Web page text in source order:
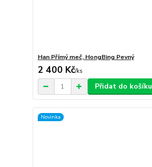
Han Přímý meč, HongBing Pevný
2 400 Kč/ks
Přidat do košíku
Novinka